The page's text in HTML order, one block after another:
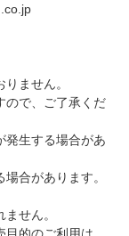
ません。
ので、ご了承くだ
発生する場合があ
合があります。
せん。